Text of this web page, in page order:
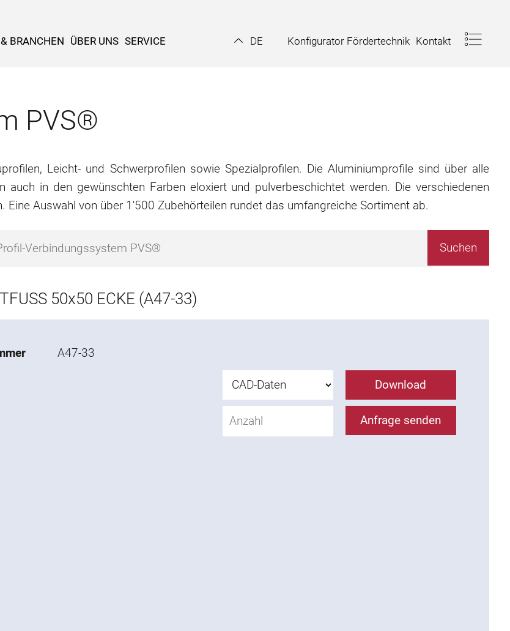
BRANCHEN ÜBER UNS SERVICE DE Konfigurator Fördertechnik Kontakt
PVS®
Leicht- und Schwerprofilen sowie Spezialprofilen. Die Aluminiumprofile sind über alle
in den gewünschten Farben eloxiert und pulverbeschichtet werden. Die verschiedenen
Auswahl von über 1'500 Zubehörteilen rundet das umfangreiche Sortiment ab.
50x50 ECKE (A47-33)
A47-33
Download
Anfrage senden